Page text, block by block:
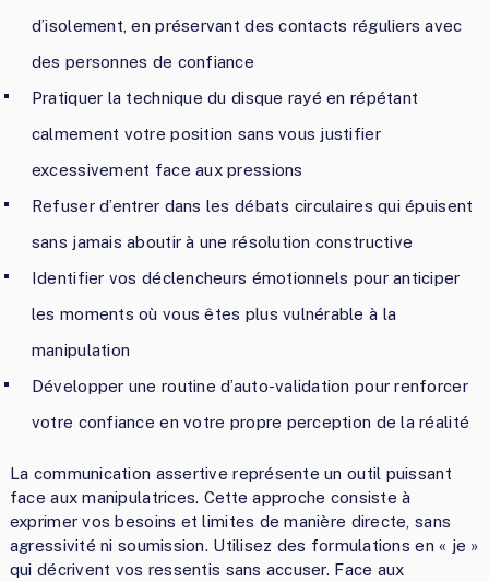
d’isolement, en préservant des contacts réguliers avec
des personnes de confiance
Pratiquer la technique du disque rayé en répétant
calmement votre position sans vous justifier
excessivement face aux pressions
Refuser d’entrer dans les débats circulaires qui épuisent
sans jamais aboutir à une résolution constructive
Identifier vos déclencheurs émotionnels pour anticiper
les moments où vous êtes plus vulnérable à la
manipulation
Développer une routine d’auto-validation pour renforcer
votre confiance en votre propre perception de la réalité
La communication assertive représente un outil puissant
face aux manipulatrices. Cette approche consiste à
exprimer vos besoins et limites de manière directe, sans
agressivité ni soumission. Utilisez des formulations en « je »
qui décrivent vos ressentis sans accuser. Face aux